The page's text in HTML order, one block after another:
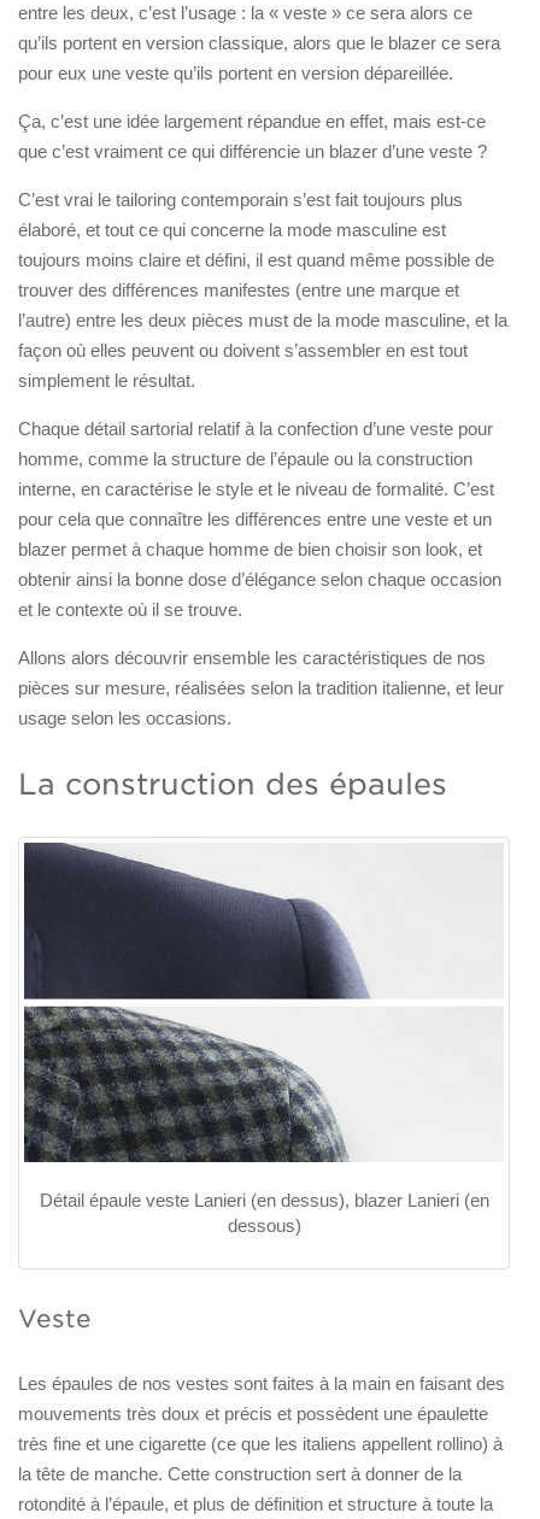
entre les deux, c’est l’usage : la « veste » ce sera alors ce
qu’ils portent en version classique, alors que le blazer ce sera
pour eux une veste qu’ils portent en version dépareillée.
Ça, c’est une idée largement répandue en effet, mais est-ce
que c’est vraiment ce qui différencie un blazer d’une veste ?
C’est vrai le tailoring contemporain s’est fait toujours plus
élaboré, et tout ce qui concerne la mode masculine est
toujours moins claire et défini, il est quand même possible de
trouver des différences manifestes (entre une marque et
l’autre) entre les deux pièces must de la mode masculine, et la
façon où elles peuvent ou doivent s’assembler en est tout
simplement le résultat.
Chaque détail sartorial relatif à la confection d’une veste pour
homme, comme la structure de l’épaule ou la construction
interne, en caractérise le style et le niveau de formalité. C’est
pour cela que connaître les différences entre une veste et un
blazer permet à chaque homme de bien choisir son look, et
obtenir ainsi la bonne dose d’élégance selon chaque occasion
et le contexte où il se trouve.
Allons alors découvrir ensemble les caractéristiques de nos
pièces sur mesure, réalisées selon la tradition italienne, et leur
usage selon les occasions.
La construction des épaules
Détail épaule veste Lanieri (en dessus), blazer Lanieri (en
dessous)
Veste
Les épaules de nos vestes sont faites à la main en faisant des
mouvements très doux et précis et possèdent une épaulette
très fine et une cigarette (ce que les italiens appellent rollino) à
la tête de manche. Cette construction sert à donner de la
rotondité à l’épaule, et plus de définition et structure à toute la